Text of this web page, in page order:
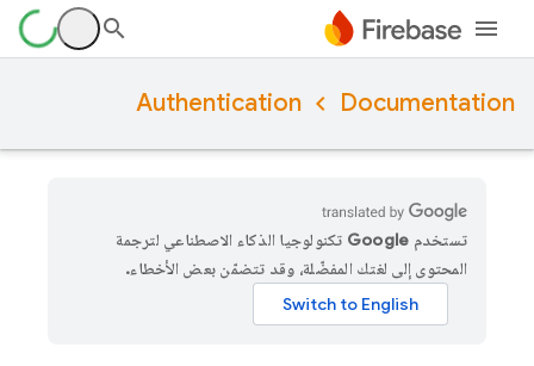
Documentation
Authentication
تستخدم Google تكنولوجيا الذكاء الاصطناعي لترجمة
المحتوى إلى لغتك المفضّلة، وقد تتضمّن بعض الأخطاء.